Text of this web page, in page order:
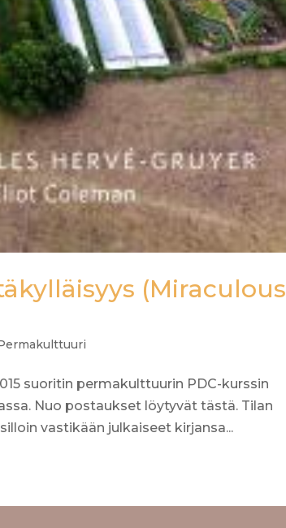
(Miraculous
suoritin permakulttuurin PDC-kurssin
Nuo postaukset löytyvät tästä. Tilan
vastikään julkaiseet kirjansa...